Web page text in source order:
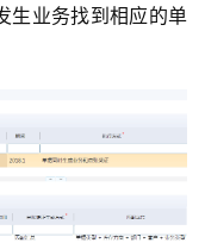
生业务找到相应的单